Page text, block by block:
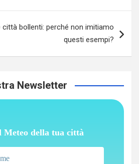
bollenti: perché non imitiamo
questi esempi?
Newsletter
Meteo della tua città